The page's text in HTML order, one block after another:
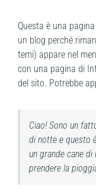
Questa è una
un blog perché
temi) appare nel
con una pagina di
del sito. Potrebbe
Ciao! Sono un
di notte e questo
un grande cane
prendere la